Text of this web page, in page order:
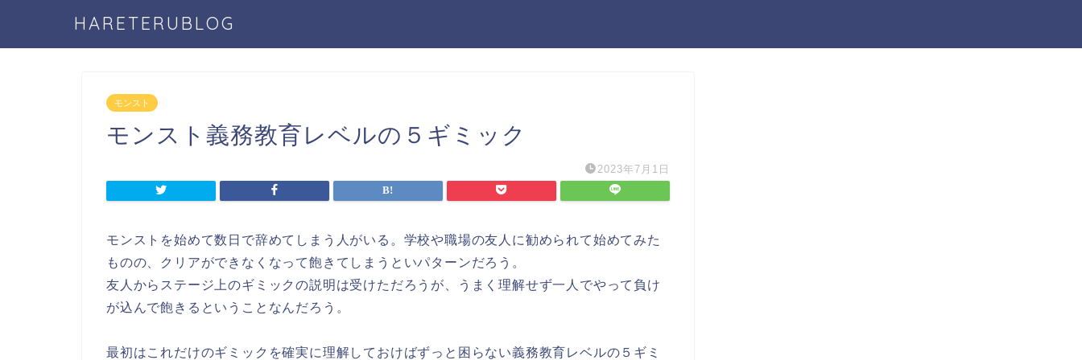
HARETERUBLOG
モンスト
モンスト義務教育レベルの５ギミック
2023年7月1日
モンストを始めて数日で辞めてしまう人がいる。学校や職場の友人に勧められて始めてみた
ものの、クリアができなくなって飽きてしまうといパターンだろう。
友人からステージ上のギミックの説明は受けただろうが、うまく理解せず一人でやって負け
が込んで飽きるということなんだろう。
最初はこれだけのギミックを確実に理解しておけばずっと困らない義務教育レベルの５ギミ